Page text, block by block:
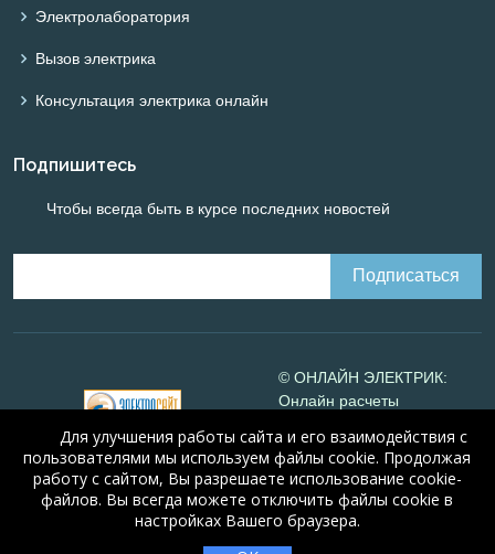
Электролаборатория
Вызов электрика
Консультация электрика онлайн
Подпишитесь
Чтобы всегда быть в курсе последних новостей
© ОНЛАЙН ЭЛЕКТРИК:
Онлайн расчеты
Online-electric.ru, 2008-
2026
© А.Н. Алюнов, 2008-2026
Свидетельство №16066
Для улучшения работы сайта и его взаимодействия с
пользователями мы используем файлы cookie. Продолжая
работу с сайтом, Вы разрешаете использование cookie-
файлов. Вы всегда можете отключить файлы cookie в
настройках Вашего браузера.